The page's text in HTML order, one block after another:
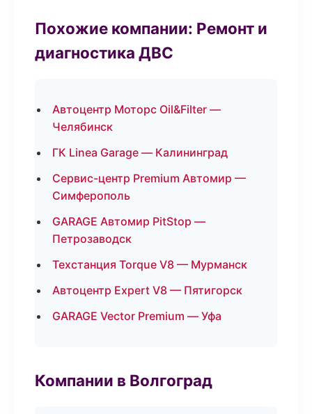
Похожие компании: Ремонт и
диагностика ДВС
Автоцентр Моторс Oil&Filter —
Челябинск
ГК Linea Garage — Калининград
Сервис-центр Premium Автомир —
Симферополь
GARAGE Автомир PitStop —
Петрозаводск
Техстанция Torque V8 — Мурманск
Автоцентр Expert V8 — Пятигорск
GARAGE Vector Premium — Уфа
Компании в Волгоград